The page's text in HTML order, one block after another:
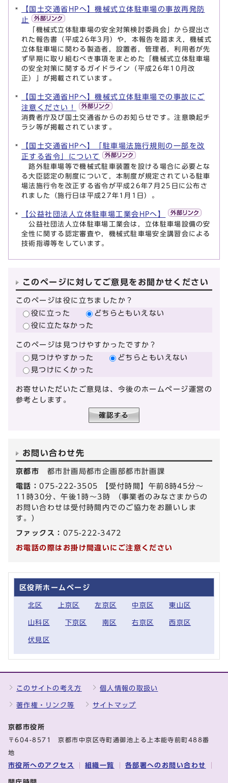
【国土交通省HPへ】機械式立体駐車場の事故再発防
止
「機械式立体駐車場の安全対策検討委員会」から提出さ
れた報告書（平成26年3月）や，本報告を踏まえ，機械式
立体駐車場に関わる製造者，設置者，管理者，利用者が先
ず早期に取り組むべき事項をまとめた「機械式立体駐車場
の安全対策に関するガイドライン（平成26年10月改
正）」が掲載されています。
【国土交通省HPへ】機械式立体駐車場での事故にご
注意ください！
消費者庁及び国土交通省からのお知らせです。注意喚起チ
ラシ等が掲載されています。
【国土交通省HPへ】「駐車場法施行規則の一部を改
正する省令」について
路外駐車場等で機械式駐車装置を設ける場合に必要とな
る大臣認定の制度について，本制度が規定されている駐車
場法施行令を改正する省令が平成26年7月25日に公布さ
れました（施行日は平成27年1月1日）。
【公益社団法人立体駐車場工業会HPへ】
公益社団法人立体駐車場工業会は，立体駐車場設備の安
全性に関する認定審査や，機械式駐車場安全講習会による
技術指導等をしています。
このページに対してご意見をお聞かせください
このページは役に立ちましたか？
役に立った
どちらともいえない
役に立たなかった
このページは見つけやすかったですか？
見つけやすかった
どちらともいえない
見つけにくかった
お寄せいただいたご意見は、今後のホームページ運営の
参考とします。
お問い合わせ先
京都市 都市計画局都市企画部都市計画課
電話：075-222-3505 【受付時間】午前8時45分～
11時30分、午後1時～3時 （事業者のみなさまからの
お問い合わせは受付時間内でのご協力をお願いしま
す。）
ファックス： 075-222-3472
お電話の際はお掛け間違いにご注意ください
区役所ホームページ
北区 上京区 左京区 中京区 東山区
山科区 下京区 南区 右京区 西京区
伏見区
このサイトの考え方 個人情報の取扱い
著作権・リンク等 サイトマップ
京都市役所
〒604-8571 京都市中京区寺町通御池上る上本能寺前町488番
地
市役所へのアクセス 組織一覧 各部署へのお問い合わせ